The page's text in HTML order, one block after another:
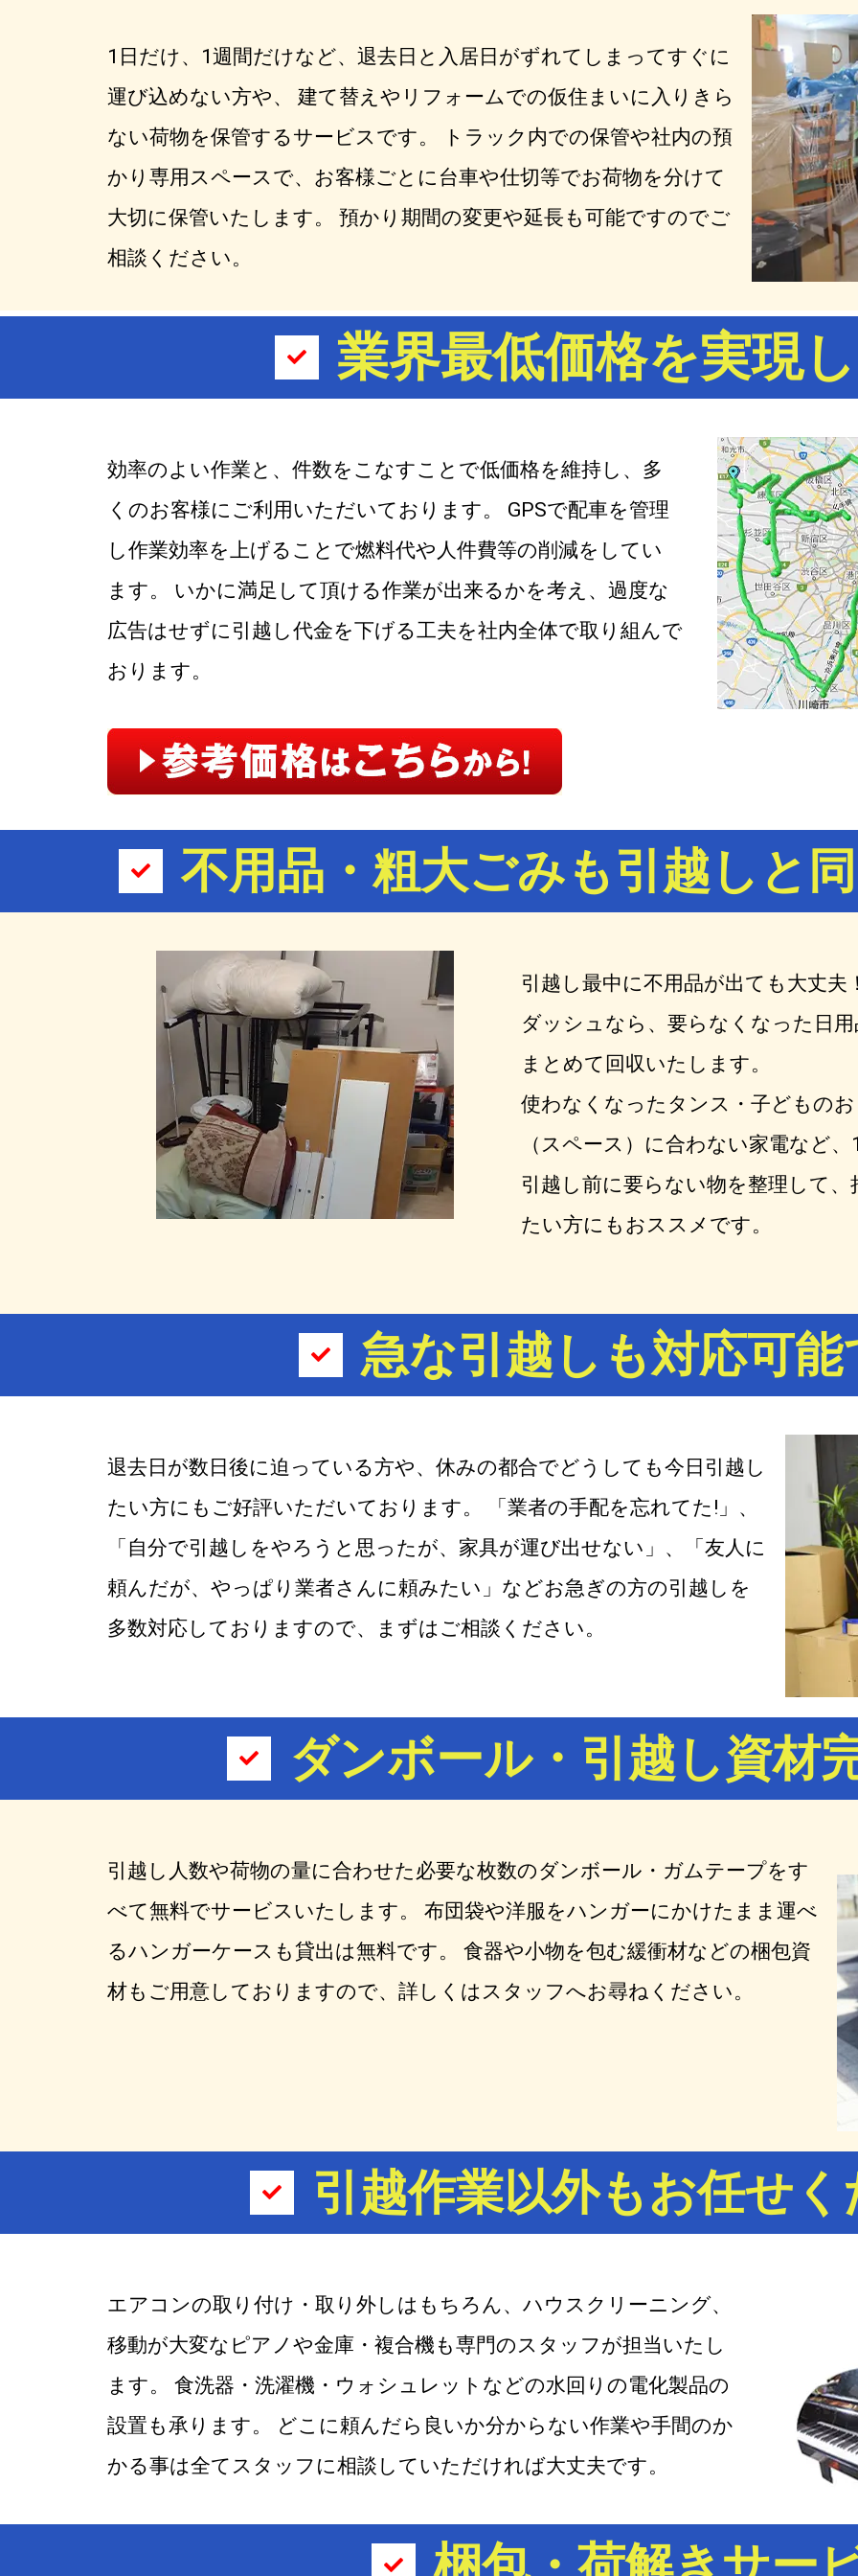
1日だけ、1週間だけなど、退去日と入居日がずれてしまってすぐに
運び込めない方や、 建て替えやリフォームでの仮住まいに入りきら
ない荷物を保管するサービスです。 トラック内での保管や社内の預
かり専用スペースで、お客様ごとに台車や仕切等でお荷物を分けて
大切に保管いたします。 預かり期間の変更や延長も可能ですのでご
相談ください。
業界最低価格を実現
効率のよい作業と、件数をこなすことで低価格を維持し、多
くのお客様にご利用いただいております。 GPSで配車を管理
し作業効率を上げることで燃料代や人件費等の削減をしてい
ます。 いかに満足して頂ける作業が出来るかを考え、過度な
広告はせずに引越し代金を下げる工夫を社内全体で取り組んで
おります。
不用品・粗大ごみも引越しと
引越し最中に不用品が出ても大丈夫
ダッシュなら、要らなくなった日
まとめて回収いたします。
使わなくなったタンス・子どもの
（スペース）に合わない家電など
引越し前に要らない物を整理して
たい方にもおススメです。
急な引越しも対応可能
退去日が数日後に迫っている方や、休みの都合でどうしても今日引越し
たい方にもご好評いただいております。 「業者の手配を忘れてた!」、
「自分で引越しをやろうと思ったが、家具が運び出せない」、「友人に
頼んだが、やっぱり業者さんに頼みたい」などお急ぎの方の引越しを
多数対応しておりますので、まずはご相談ください。
ダンボール・引越し資材
引越し人数や荷物の量に合わせた必要な枚数のダンボール・ガムテープをす
べて無料でサービスいたします。 布団袋や洋服をハンガーにかけたまま運べ
るハンガーケースも貸出は無料です。 食器や小物を包む緩衝材などの梱包資
材もご用意しておりますので、詳しくはスタッフへお尋ねください。
引越作業以外もお任せ
エアコンの取り付け・取り外しはもちろん、ハウスクリーニング、
移動が大変なピアノや金庫・複合機も専門のスタッフが担当いたし
ます。 食洗器・洗濯機・ウォシュレットなどの水回りの電化製品の
設置も承ります。 どこに頼んだら良いか分からない作業や手間のか
かる事は全てスタッフに相談していただければ大丈夫です。